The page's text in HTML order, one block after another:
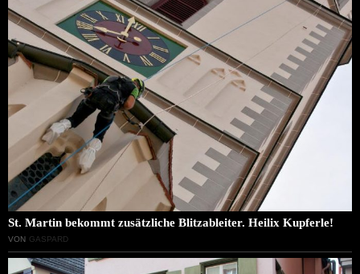
St. Martin bekommt zusätzliche Blitzableiter. Heilix Kupferle!
VON GASPARD